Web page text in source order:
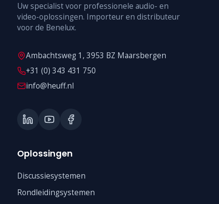
Uw specialist voor professionele audio- en
video-oplossingen. Importeur en distributeur
voor de Benelux.
Ambachtsweg 1, 3953 BZ Maarsbergen
+31 (0) 343 431 750
info@heuff.nl
Oplossingen
Discussiesystemen
Rondleidingsystemen